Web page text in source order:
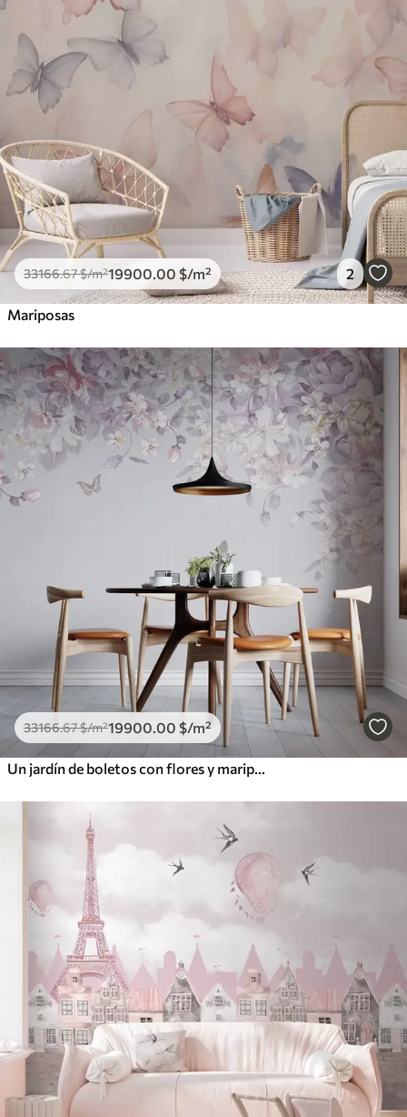
33166.67$/m²19900 .00 $/m² 2
Mariposas
33166.67$/m²19900 .00 $/m²